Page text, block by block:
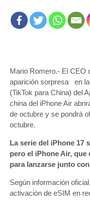
Mario Romero.- El CEO
aparición sorpresa en
(TikTok para China) del
china del iPhone Air
de octubre y se pondrá
octubre.
La serie del iPhone 17
pero el iPhone Air,
para lanzarse junto
Según información
activación de eSIM en